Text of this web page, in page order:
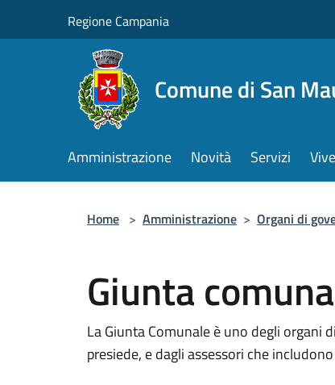
Regione Campania
Comune di San
Amministrazione Novità Servizi
Home > Amministrazione > Organi di
Giunta
La Giunta Comunale è uno degli organi
presiede, e dagli assessori che